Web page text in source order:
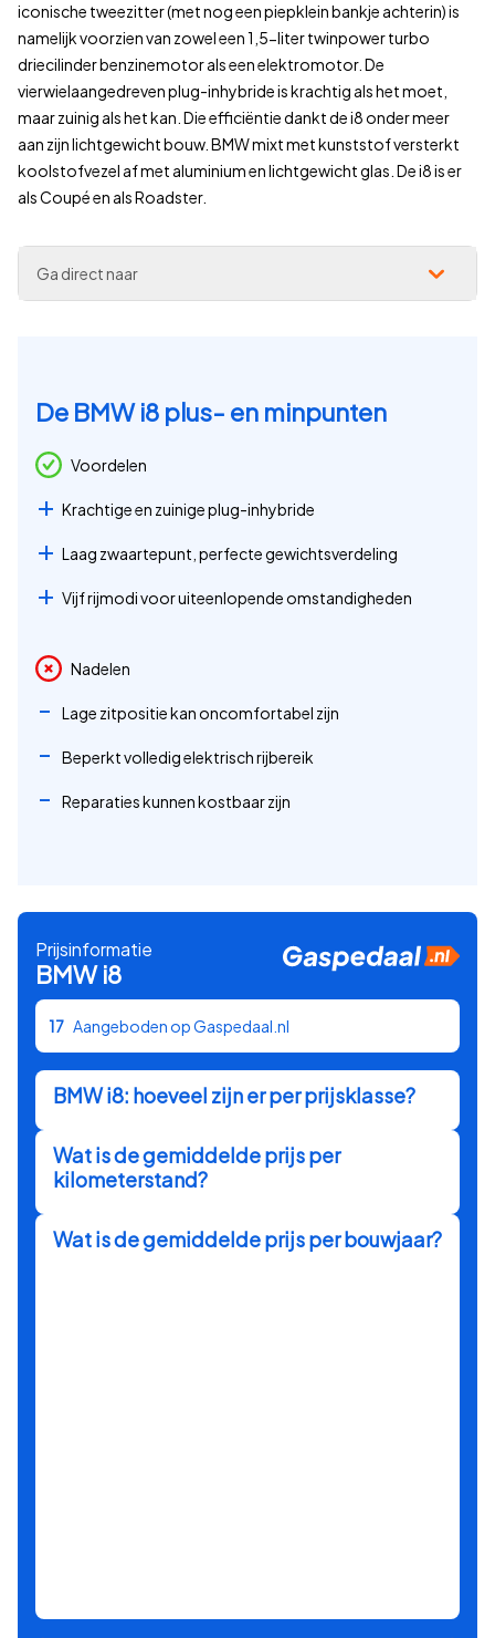
Ga direct naar
iconische tweezitter (met nog een piepklein bankje achterin) is
namelijk voorzien van zowel een 1,5-liter twinpower turbo
driecilinder benzinemotor als een elektromotor. De
vierwielaangedreven plug-inhybride is krachtig als het moet,
maar zuinig als het kan. Die efficiëntie dankt de i8 onder meer
aan zijn lichtgewicht bouw. BMW mixt met kunststof versterkt
koolstofvezel af met aluminium en lichtgewicht glas. De i8 is er
als Coupé en als Roadster.
De BMW i8 plus- en minpunten
Voordelen
Krachtige en zuinige plug-inhybride
Laag zwaartepunt, perfecte gewichtsverdeling
Vijf rijmodi voor uiteenlopende omstandigheden
Nadelen
Lage zitpositie kan oncomfortabel zijn
Beperkt volledig elektrisch rijbereik
Reparaties kunnen kostbaar zijn
Prijsinformatie
BMW i8
17 Aangeboden op Gaspedaal.nl
BMWi8: hoeveel zijn er per prijsklasse?
Wat is de gemiddelde prijs per
kilometerstand?
Wat is de gemiddelde prijs per bouwjaar?